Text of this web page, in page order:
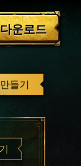
운로드
들기